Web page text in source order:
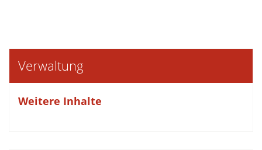
Verwaltung
Weitere Inhalte